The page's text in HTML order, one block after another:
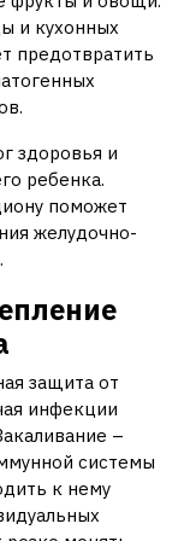
и кухонных
предотвратить
здоровья и
ребенка.
поможет
желудочно-
защита от
инфекции
–
системы
к нему